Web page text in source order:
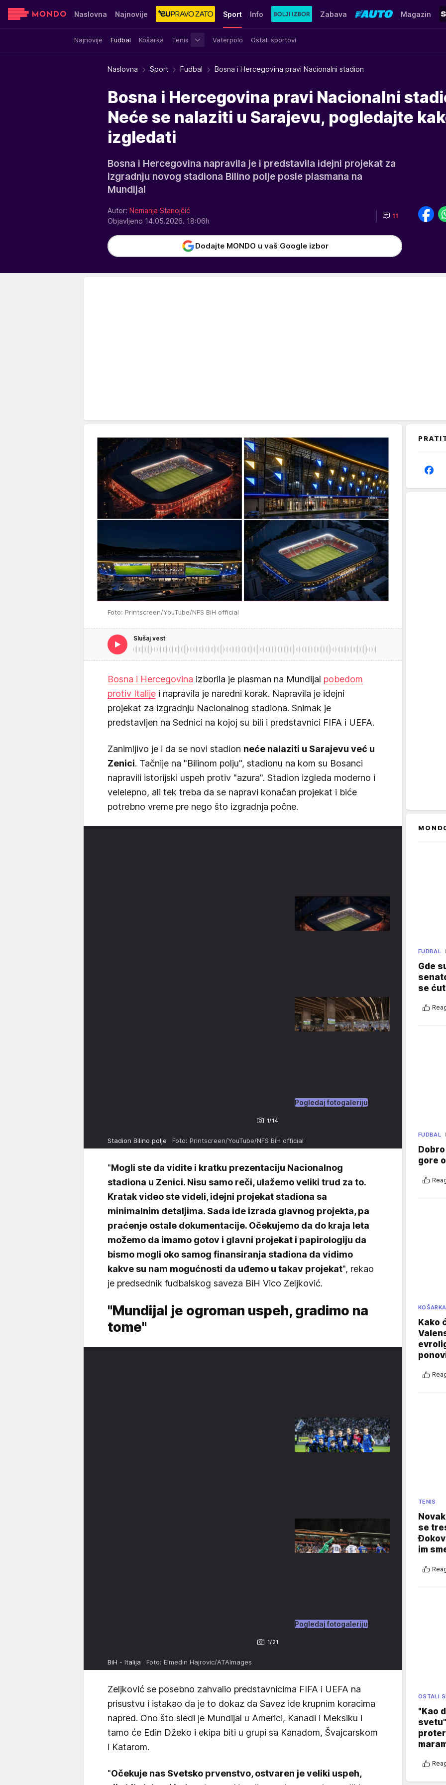
Naslovna Najnovije Sport
Najnovije Fudbal Košarka Tenis Vaterpolo Ostali sportovi
Info Zabava Magazin
Sensa Stvar ukusa Yumama
Naslovna Sport Fudbal Bosna i Hercegovina pravi Nacionalni stadion
Bosna i Hercegovina pravi Nacionalni
Neće se nalaziti u Sarajevu, pogledajte
izgledati
Bosna i Hercegovina napravila je i predstavila idejni projekat za
izgradnju novog stadiona Bilino polje posle plasmana na
Mundijal
Autor: Nemanja Stanojčić
Objavljeno 14.05.2026. 18:06h
11
Dodajte MONDO u vaš Google izbor
Foto: Printscreen/YouTube/NFS BiH official
Slušaj vest
Bosna i Hercegovina izborila je plasman na Mundijal pobedom
protiv Italije i napravila je naredni korak. Napravila je idejni
projekat za izgradnju Nacionalnog stadiona. Snimak je
predstavljen na Sednici na kojoj su bili i predstavnici FIFA i UEFA.
Zanimljivo je i da se novi stadion neće nalaziti u Sarajevu već u
Zenici. Tačnije na "Bilinom polju", stadionu na kom su Bosanci
napravili istorijski uspeh protiv "azura". Stadion izgleda moderno i
velelepno, ali tek treba da se napravi konačan projekat i biće
potrebno vreme pre nego što izgradnja počne.
1/14
Pogledaj fotogaleriju
Stadion Bilino polje Foto: Printscreen/YouTube/NFS BiH official
"Mogli ste da vidite i kratku prezentaciju Nacionalnog
stadiona u Zenici. Nisu samo reči, ulažemo veliki trud za to.
Kratak video ste videli, idejni projekat stadiona sa
minimalnim detaljima. Sada ide izrada glavnog projekta, pa
praćenje ostale dokumentacije. Očekujemo da do kraja leta
možemo da imamo gotov i glavni projekat i papirologiju da
bismo mogli oko samog finansiranja stadiona da vidimo
kakve su nam mogućnosti da uđemo u takav projekat", rekao
je predsednik fudbalskog saveza BiH Vico Zeljković.
"Mundijal je ogroman uspeh, gradimo na
tome"
1/21
Pogledaj fotogaleriju
BiH - Italija Foto: Elmedin Hajrovic/ATAImages
Zeljković se posebno zahvalio predstavnicima FIFA i UEFA na
prisustvu i istakao da je to dokaz da Savez ide krupnim koracima
napred. Ono što sledi je Mundijal u Americi, Kanadi i Meksiku i
tamo će Edin Džeko i ekipa biti u grupi sa Kanadom, Švajcarskom
i Katarom.
"Očekuje nas Svetsko prvenstvo, ostvaren je veliki uspeh,
FUDBAL
Gde
se
FUDBAL
gore
KOŠARKA
Kako
TENIS
se
im
OSTALI
"Kao